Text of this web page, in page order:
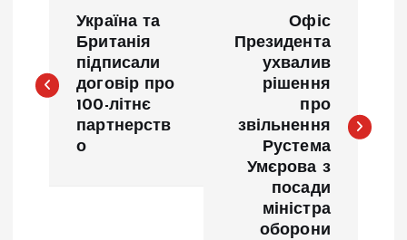
в
Україна та
Британія
підписали
договір про
100-літнє
партнерств
о
Офіс
Президента
ухвалив
рішення
про
звільнення
Рустема
Умєрова з
посади
міністра
оборони